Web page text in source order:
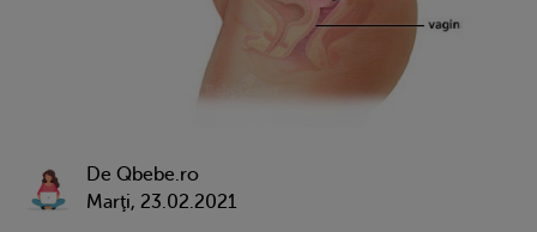
De Qbebe.ro
Marţi, 23.02.2021